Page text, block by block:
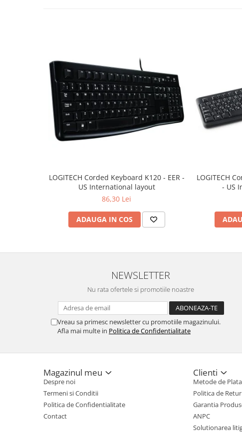
Foto & Video
Cloud si Aplicatii SaaS
Sisteme Videoconferinta
Securitate Date
LOGITECH Corded Keyboard K120 - EER -
US International layout
86,30 Lei
ADAUGA IN COS
LOGITECH
- US
NEWSLETTER
Nu rata ofertele si promotiile noastre
Vreau sa primesc newsletter cu promotiile magazinului.
Afla mai multe in Politica de Confidentialitate
Magazinul meu
Despre noi
Termeni si Conditii
Politica de Confidentialitate
Contact
Clienti
Metode de Plata
Politica de Retur
Garantia
ANPC
Solutionarea